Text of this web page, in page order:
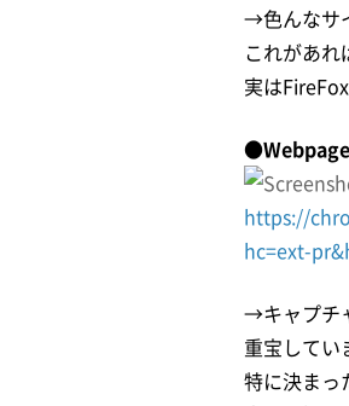
→色んなサ
これがあ
実は
●Webpage
https://
hc=ext-
→キャプチ
重宝してい
特に決まっ